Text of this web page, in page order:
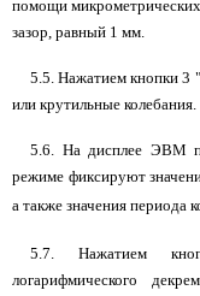
помощи
зазор, равный 1 мм.
5.5. Нажатием кнопки 3
или крутильные колебания.
5.6. На дисплее ЭВМ
режиме фиксируют
а также значения периода
5.7. Нажатием
логарифмического